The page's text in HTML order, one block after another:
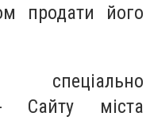
продати його
міста